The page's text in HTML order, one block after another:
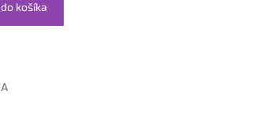
košíka